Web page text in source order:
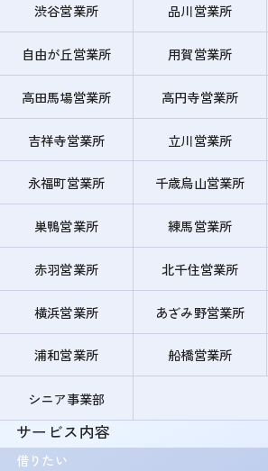
渋谷営業所 品川営業所
自由が丘営業所 用賀営業所
高田馬場営業所 高円寺営業所
吉祥寺営業所 立川営業所
永福町営業所 千歳烏山営業所
巣鴨営業所 練馬営業所
赤羽営業所 北千住営業所
横浜営業所 あざみ野営業所
浦和営業所 船橋営業所
シニア事業部
サービス内容
借りたい